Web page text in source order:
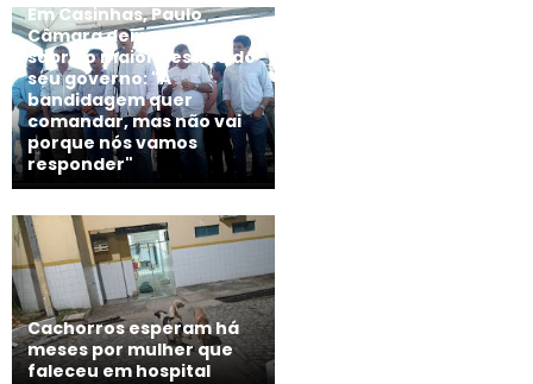
Em Casinhas, Paulo
Câmara deixa recado
sobre o maior desafio do
seu governo: "A
bandidagem quer
comandar, mas não vai
porque nós vamos
responder"
Cachorros esperam há
meses por mulher que
faleceu em hospital